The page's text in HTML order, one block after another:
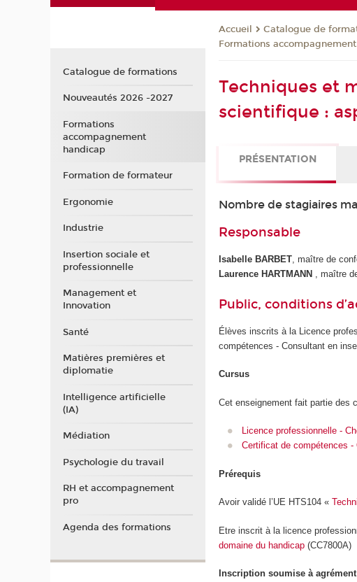
Accueil
Catalogue de
Formations
Techniques et
scientifique :
PRÉSENTATION
Nombre de stagiaires
Responsable
Isabelle BARBET, maître de
Laurence HARTMANN , maître
Public, conditions
Élèves inscrits à la Licence
compétences - Consultant en
Cursus
Cet enseignement fait partie des
Licence professionnelle -
Certificat de compétences -
Prérequis
Avoir validé l’UE HTS104 «
Etre inscrit à la licence
domaine du handicap (CC7800A)
Inscription soumise à agrément
Catalogue de formations
Nouveautés 2026 -2027
Formations
accompagnement
handicap
Formation de formateur
Ergonomie
Industrie
Insertion sociale et
professionnelle
Management et
Innovation
Santé
Matières premières et
diplomatie
Intelligence artificielle
(IA)
Médiation
Psychologie du travail
RH et accompagnement
pro
Agenda des formations